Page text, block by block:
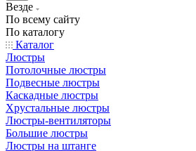
Везде
По всему сайту
По каталогу
Каталог
Люстры
Потолочные люстры
Подвесные люстры
Каскадные люстры
Хрустальные люстры
Люстры-вентиляторы
Большие люстры
Люстры на штанге